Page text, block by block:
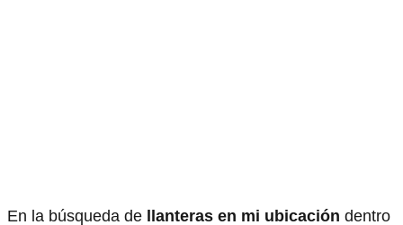
En la búsqueda de llanteras en mi ubicación dentro